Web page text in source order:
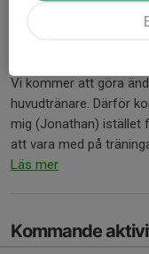
Förändring i
Vi kommer att göra
huvudtränare. Därför
mig (Jonathan) istället
att vara med på
Läs mer
Kommande